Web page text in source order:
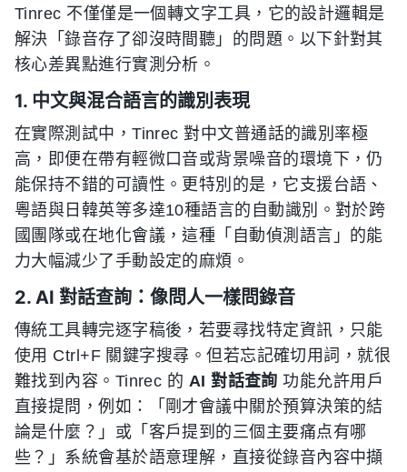
Tinrec 不僅僅是一個轉文字工具，它的設計邏輯是
解決「錄音存了卻沒時間聽」的問題。以下針對其
核心差異點進行實測分析。
1. 中文與混合語言的識別表現
在實際測試中，Tinrec 對中文普通話的識別率極
高，即便在帶有輕微口音或背景噪音的環境下，仍
能保持不錯的可讀性。更特別的是，它支援台語、
粵語與日韓英等多達10種語言的自動識別。對於跨
國團隊或在地化會議，這種「自動偵測語言」的能
力大幅減少了手動設定的麻煩。
2. AI 對話查詢：像問人一樣問錄音
傳統工具轉完逐字稿後，若要尋找特定資訊，只能
使用 Ctrl+F 關鍵字搜尋。但若忘記確切用詞，就很
難找到內容。Tinrec 的 AI 對話查詢 功能允許用戶
直接提問，例如：「剛才會議中關於預算決策的結
論是什麼？」或「客戶提到的三個主要痛点有哪
些？」系統會基於語意理解，直接從錄音內容中擷